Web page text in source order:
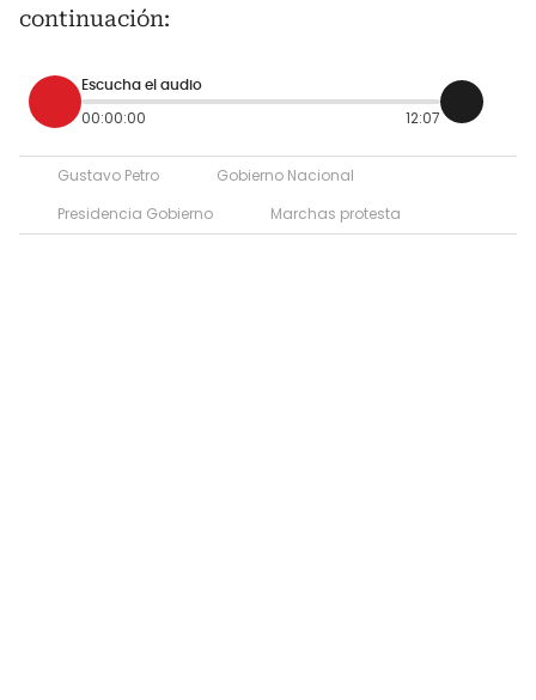
continuación:
Escucha el audio
00:00:00 12:07
Gustavo Petro
Gobierno Nacional
Presidencia Gobierno
Marchas protesta